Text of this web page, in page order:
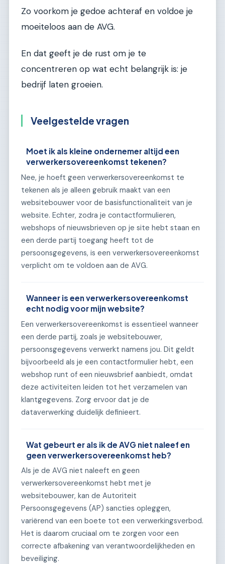
Zo voorkom je gedoe achteraf en voldoe je
moeiteloos aan de AVG.
En dat geeft je de rust om je te
concentreren op wat echt belangrijk is: je
bedrijf laten groeien.
Veelgestelde vragen
Moet ik als kleine ondernemer altijd een
verwerkersovereenkomst tekenen?
Nee, je hoeft geen verwerkersovereenkomst te
tekenen als je alleen gebruik maakt van een
websitebouwer voor de basisfunctionaliteit van je
website. Echter, zodra je contactformulieren,
webshops of nieuwsbrieven op je site hebt staan en
een derde partij toegang heeft tot de
persoonsgegevens, is een verwerkersovereenkomst
verplicht om te voldoen aan de AVG.
Wanneer is een verwerkersovereenkomst
echt nodig voor mijn website?
Een verwerkersovereenkomst is essentieel wanneer
een derde partij, zoals je websitebouwer,
persoonsgegevens verwerkt namens jou. Dit geldt
bijvoorbeeld als je een contactformulier hebt, een
webshop runt of een nieuwsbrief aanbiedt, omdat
deze activiteiten leiden tot het verzamelen van
klantgegevens. Zorg ervoor dat je de
dataverwerking duidelijk definieert.
Wat gebeurt er als ik de AVG niet naleef en
geen verwerkersovereenkomst heb?
Als je de AVG niet naleeft en geen
verwerkersovereenkomst hebt met je
websitebouwer, kan de Autoriteit
Persoonsgegevens (AP) sancties opleggen,
variërend van een boete tot een verwerkingsverbod.
Het is daarom cruciaal om te zorgen voor een
correcte afbakening van verantwoordelijkheden en
beveiliging.